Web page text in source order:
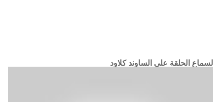
لسماع الحلقة على الساوند كلاود